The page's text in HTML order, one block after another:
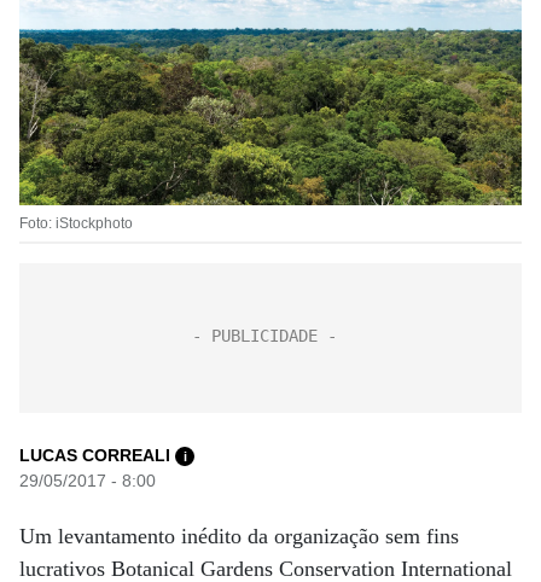
Foto: iStockphoto
LUCAS CORREALI i
29/05/2017 - 8:00
Um levantamento inédito da organização sem fins
lucrativos Botanical Gardens Conservation International